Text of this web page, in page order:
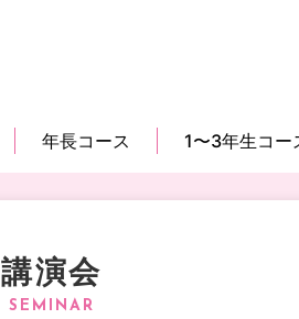
年長コース 1〜3年生コー
講演会